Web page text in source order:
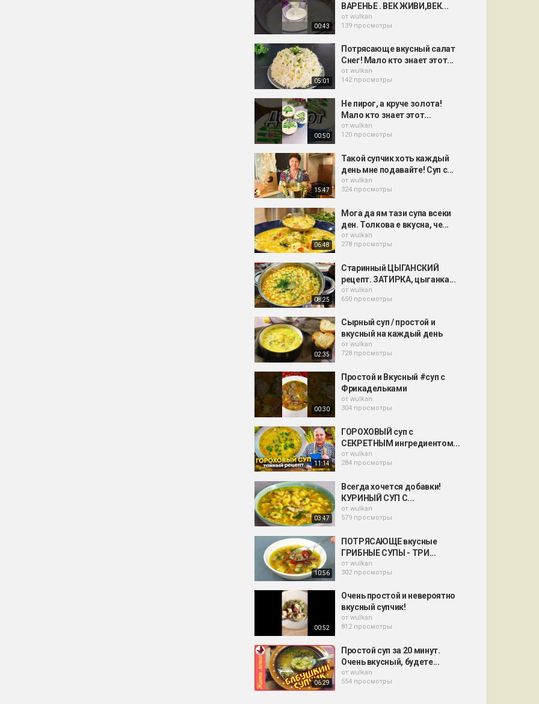
00:43
ВАРЕНЬЕ . ВЕК ЖИВИ,ВЕК...
от wulkan
139 просмотры
05:01
Потрясающе вкусный салат
Снег! Мало кто знает этот...
от wulkan
142 просмотры
00:50
Не пирог, а круче золота!
Мало кто знает этот...
от wulkan
120 просмотры
15:47
Такой супчик хоть каждый
день мне подавайте! Суп с...
от wulkan
324 просмотры
06:48
Мога да ям тази супа всеки
ден. Толкова е вкусна, че...
от wulkan
278 просмотры
08:25
Старинный ЦЫГАНСКИЙ
рецепт. ЗАТИРКА, цыганка...
от wulkan
650 просмотры
02:35
Сырный суп / простой и
вкусный на каждый день
от wulkan
728 просмотры
00:30
Простой и Вкусный #суп с
Фрикадельками
от wulkan
304 просмотры
11:14
ГОРОХОВЫЙ суп с
СЕКРЕТНЫМ ингредиентом...
от wulkan
284 просмотры
03:47
Всегда хочется добавки!
КУРИНЫЙ СУП С...
от wulkan
579 просмотры
10:56
ПОТРЯСАЮЩЕ вкусные
ГРИБНЫЕ СУПЫ - ТРИ...
от wulkan
302 просмотры
00:52
Очень простой и невероятно
вкусный супчик!
от wulkan
812 просмотры
06:29
Простой суп за 20 минут.
Очень вкусный, будете...
от wulkan
554 просмотры